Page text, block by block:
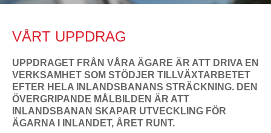
VÅRT UPPDRAG
UPPDRAGET FRÅN VÅRA ÄGARE ÄR ATT DRIVA EN
VERKSAMHET SOM STÖDJER TILLVÄXTARBETET
EFTER HELA INLANDSBANANS STRÄCKNING. DEN
ÖVERGRIPANDE MÅLBILDEN ÄR ATT
INLANDSBANAN SKAPAR UTVECKLING FÖR
ÄGARNA I INLANDET, ÅRET RUNT.